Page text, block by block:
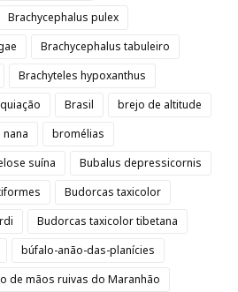
Brachycephalus pulex
Brachycephalus tabuleiro
Brachyteles hypoxanthus
Brasil
brejo de altitude
bromélias
suína
Bubalus depressicornis
Budorcas taxicolor
Budorcas taxicolor tibetana
búfalo-anão-das-planícies
de mãos ruivas do Maranhão